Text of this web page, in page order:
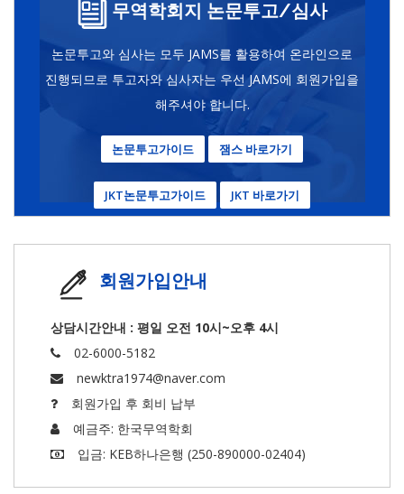
무역학회지 논문투고/심사
논문투고와 심사는 모두 JAMS를 활용하여 온라인으로
진행되므로 투고자와 심사자는 우선 JAMS에 회원가입을
해주셔야 합니다.
논문투고가이드 잼스 바로가기
JKT논문투고가이드 JKT 바로가기
회원가입안내
상담시간안내 : 평일 오전 10시~오후 4시
02-6000-5182
newktra1974@naver.com
회원가입 후 회비 납부
예금주: 한국무역학회
입금: KEB하나은행 (250-890000-02404)